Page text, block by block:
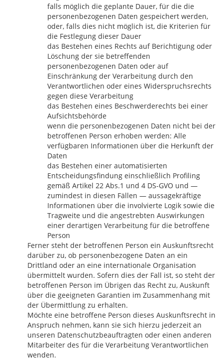
falls möglich die geplante Dauer, für die die
personenbezogenen Daten gespeichert werden,
oder, falls dies nicht möglich ist, die Kriterien für
die Festlegung dieser Dauer
das Bestehen eines Rechts auf Berichtigung oder
Löschung der sie betreffenden
personenbezogenen Daten oder auf
Einschränkung der Verarbeitung durch den
Verantwortlichen oder eines Widerspruchsrechts
gegen diese Verarbeitung
das Bestehen eines Beschwerderechts bei einer
Aufsichtsbehörde
wenn die personenbezogenen Daten nicht bei der
betroffenen Person erhoben werden: Alle
verfügbaren Informationen über die Herkunft der
Daten
das Bestehen einer automatisierten
Entscheidungsfindung einschließlich Profiling
gemäß Artikel 22 Abs.1 und 4 DS-GVO und —
zumindest in diesen Fällen — aussagekräftige
Informationen über die involvierte Logik sowie die
Tragweite und die angestrebten Auswirkungen
einer derartigen Verarbeitung für die betroffene
Person
Ferner steht der betroffenen Person ein Auskunftsrecht
darüber zu, ob personenbezogene Daten an ein
Drittland oder an eine internationale Organisation
übermittelt wurden. Sofern dies der Fall ist, so steht der
betroffenen Person im Übrigen das Recht zu, Auskunft
über die geeigneten Garantien im Zusammenhang mit
der Übermittlung zu erhalten.
Möchte eine betroffene Person dieses Auskunftsrecht in
Anspruch nehmen, kann sie sich hierzu jederzeit an
unseren Datenschutzbeauftragten oder einen anderen
Mitarbeiter des für die Verarbeitung Verantwortlichen
wenden.